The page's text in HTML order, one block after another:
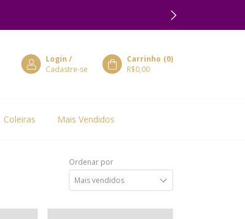
Login /
Cadastre-se
Carrinho (0)
R$0,00
Coleiras Mais Vendidos
Ordenar por